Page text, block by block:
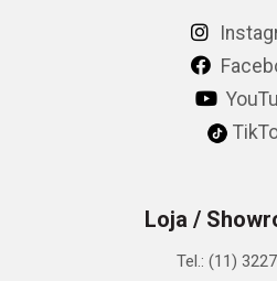
Loja /
Tel.: (11)